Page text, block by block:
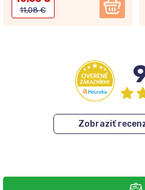
11,08 €
Zobraziť